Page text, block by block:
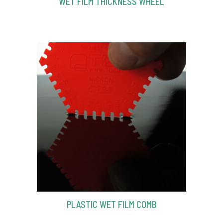
PLASTIC WET FILM COMB